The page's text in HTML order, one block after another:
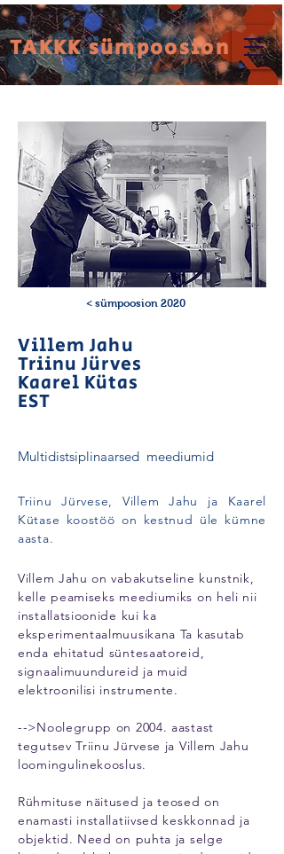
TAKKK sümpoosion
< sümpoosion 2020
Villem Jahu
Triinu Jürves
Kaarel Kütas
EST
Multidistsiplinaarsed meediumid
Triinu Jürvese, Villem Jahu ja Kaarel
Kütase koostöö on kestnud üle kümne
aasta.
Villem Jahu on vabakutseline kunstnik,
kelle peamiseks meediumiks on heli nii
installatsioonide kui ka
eksperimentaalmuusikana Ta kasutab
enda ehitatud süntesaatoreid,
signaalimuundureid ja muid
elektroonilisi instrumente.
-->Noolegrupp on 2004. aastast
tegutsev Triinu Jürvese ja Villem Jahu
loomingulinekooslus.
Rühmituse näitused ja teosed on
enamasti installatiivsed keskkonnad ja
objektid. Need on puhta ja selge